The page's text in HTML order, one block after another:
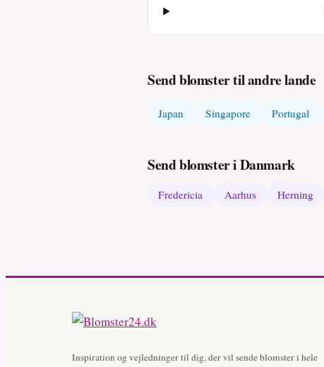
Send blomster til andre lande
Japan Singapore Portugal
Send blomster i Danmark
Fredericia Aarhus Herning
Inspiration og vejledninger til dig, der vil sende blomster i hele